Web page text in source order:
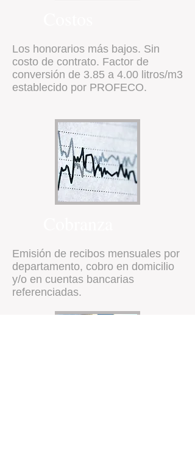
Los honorarios más bajos. Sin
costo de contrato. Factor de
conversión de 3.85 a 4.00 litros/m3
establecido por PROFECO.
Emisión de recibos mensuales por
departamento, cobro en domicilio
y/o en cuentas bancarias
referenciadas.